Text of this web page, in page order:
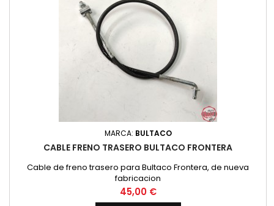
MARCA: BULTACO
CABLE FRENO TRASERO BULTACO FRONTERA
Cable de freno trasero para Bultaco Frontera, de nueva
fabricacion
Precio
45,00 €